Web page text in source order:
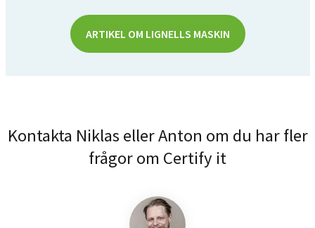
ARTIKEL OM LIGNELLS MASKIN
Kontakta Niklas eller Anton om du har fler
frågor om Certify it